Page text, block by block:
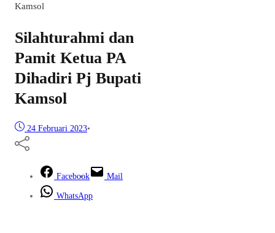
Kamsol
Silahturahmi dan
Pamit Ketua PA
Dihadiri Pj Bupati
Kamsol
24 Februari 2023•
Facebook Mail
WhatsApp